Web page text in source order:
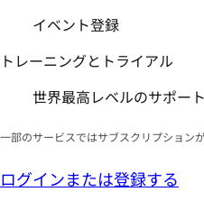
イベント登録
トレーニングとトライアル
世界最高レベルのサポート
一部のサービスではサブスクリプション
ログインまたは登録する